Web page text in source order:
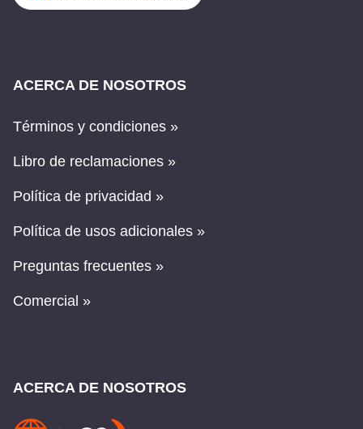
ACERCA DE NOSOTROS
Términos y condiciones »
Libro de reclamaciones »
Política de privacidad »
Política de usos adicionales »
Preguntas frecuentes »
Comercial »
ACERCA DE NOSOTROS